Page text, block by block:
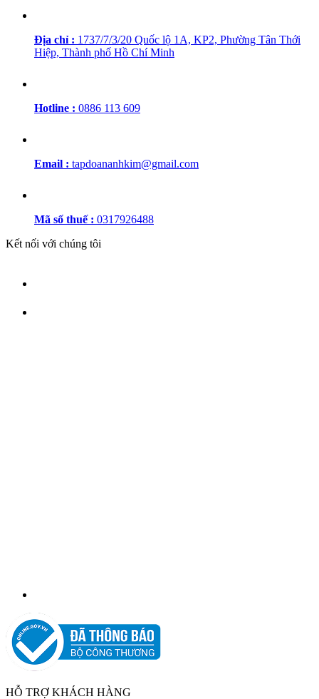
Địa chỉ : 1737/7/3/20 Quốc lộ 1A, KP2, Phường Tân Thới
Hiệp, Thành phố Hồ Chí Minh
Hotline : 0886 113 609
Email : tapdoananhkim@gmail.com
Mã số thuế : 0317926488
Kết nối với chúng tôi
HỖ TRỢ KHÁCH HÀNG